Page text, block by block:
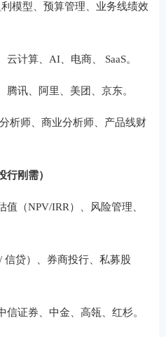
模型、预算管理、业务线绩效
云计算、AI、电商、 SaaS。
腾讯、阿里、美团、京东。
析师、商业分析师、产品线财
行刚需）
值（NPV/IRR）、风险管理、
信贷）、券商投行、私募股
信证券、中金、高瓴、红杉。